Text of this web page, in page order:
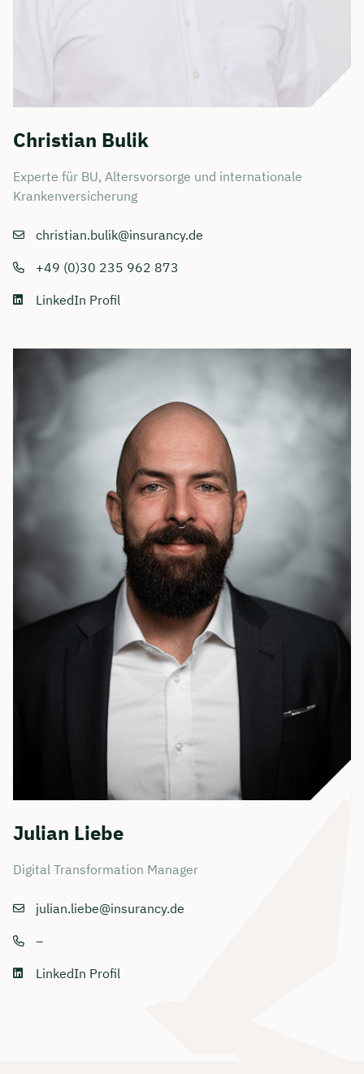
Christian Bulik
Experte für BU, Altersvorsorge und internationale
Krankenversicherung
christian.bulik@insurancy.de
+49 (0)30 235 962 873
LinkedIn Profil
Julian Liebe
Digital Transformation Manager
julian.liebe@insurancy.de
–
LinkedIn Profil